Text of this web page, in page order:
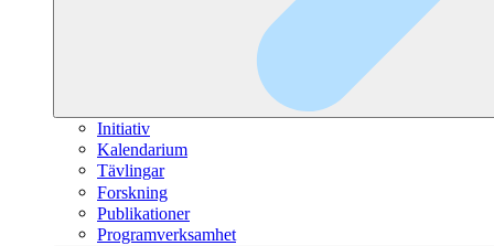
Initiativ
Kalendarium
Tävlingar
Forskning
Publikationer
Programverksamhet